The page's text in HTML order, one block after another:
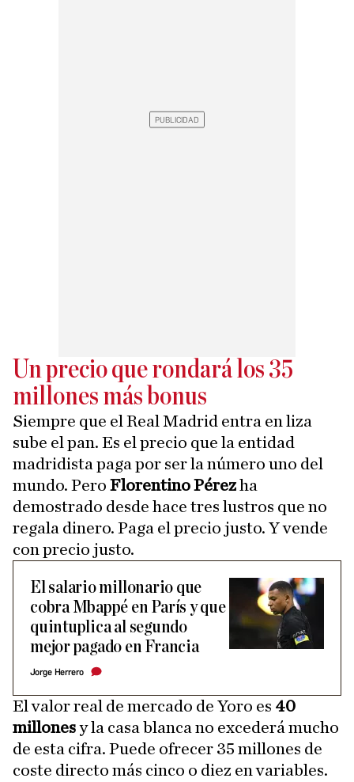
Un precio que rondará los 35
millones más bonus
Siempre que el Real Madrid entra en liza
sube el pan. Es el precio que la entidad
madridista paga por ser la número uno del
mundo. Pero Florentino Pérezha
demostrado desde hace tres lustros que no
regala dinero. Paga el precio justo. Y vende
con precio justo.
El salario millonario que
cobra Mbappé en París y que
quintuplica al segundo
mejor pagado en Francia
Jorge Herrero
El valor real de mercado de Yoro es 40
millonesy la casa blanca no excederá mucho
de esta cifra. Puede ofrecer 35 millones de
coste directo más cinco o diez en variables.